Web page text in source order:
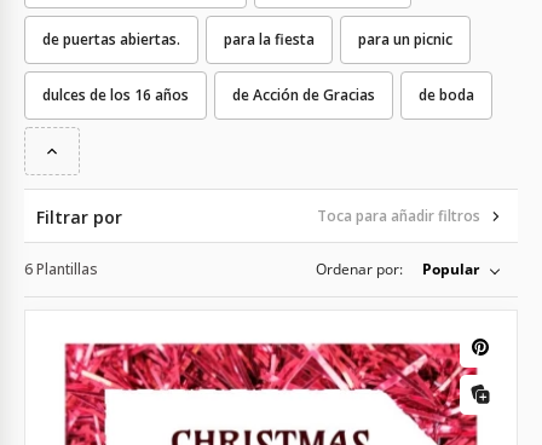
de puertas abiertas. para la fiesta para un picnic
dulces de los 16 años de Acción de Gracias de boda
Filtrar por Toca para añadir filtros
6 Plantillas Ordenar por: Popular